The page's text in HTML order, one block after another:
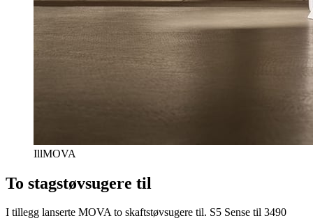
IllMOVA
To stagstøvsugere til
I tillegg lanserte MOVA to skaftstøvsugere til. S5 Sense til 3490